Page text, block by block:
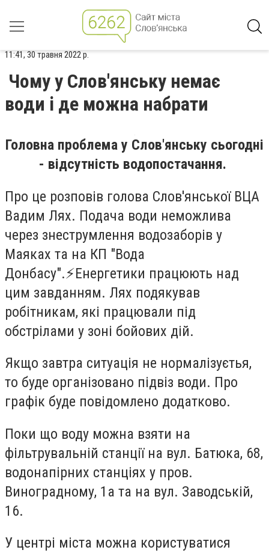
11:41, 30 травня 2022 р.
Чому у Слов'янську немає
води і де можна набрати
Головна проблема у Слов'янську сьогодні
- відсутність водопостачання.
Про це розповів голова Слов'янської ВЦА
Вадим Лях. Подача води неможлива
через знеструмлення водозаборів у
Маяках та на КП "Вода
Донбасу".⚡️Енергетики працюють над
цим завданням. Лях подякував
робітникам, які працювали під
обстрілами у зоні бойових дій.
Якщо завтра ситуація не нормалізуєтья,
то буде організовано підвіз води. Про
графік буде повідомлено додатково.
Поки що воду можна взяти на
фільтрувальній станції на вул. Батюка, 68,
водонапірних станціях у пров.
Виноградному, 1а та на вул. Заводській,
16.
У центрі міста можна користуватися